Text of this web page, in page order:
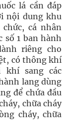
lá cần đáp
nội dung khu
cá nhân
số 1 ban hành
riêng cho
có thông khí
khí sang các
lang dùng
để chứa đầu
chữa cháy
cháy, chữa